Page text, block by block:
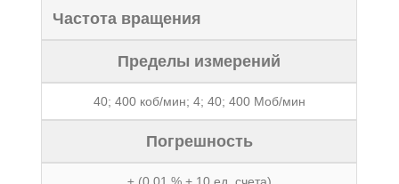
Частота вращения
Пределы измерений
40; 400 коб/мин; 4; 40; 400 Моб/мин
Погрешность